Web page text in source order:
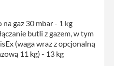
gaz 30 mbar - 1 kg
butli z gazem, w tym
(waga wraz z opcjonalną
11 kg) - 13 kg